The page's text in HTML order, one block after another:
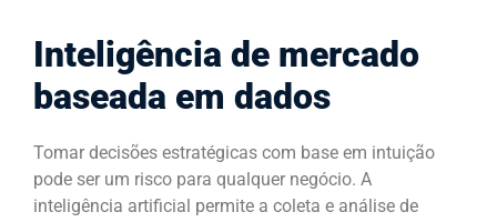
Inteligência de mercado
baseada em dados
Tomar decisões estratégicas com base em intuição
pode ser um risco para qualquer negócio. A
inteligência artificial permite a coleta e análise de